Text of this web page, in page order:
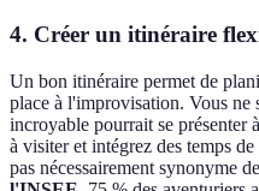
4. Créer un itinéraire
Un bon itinéraire permet de
place à l'improvisation. Vous ne
incroyable pourrait se présenter
à visiter et intégrez des temps de
pas nécessairement synonyme